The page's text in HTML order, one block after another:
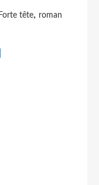
Forte tête, roman